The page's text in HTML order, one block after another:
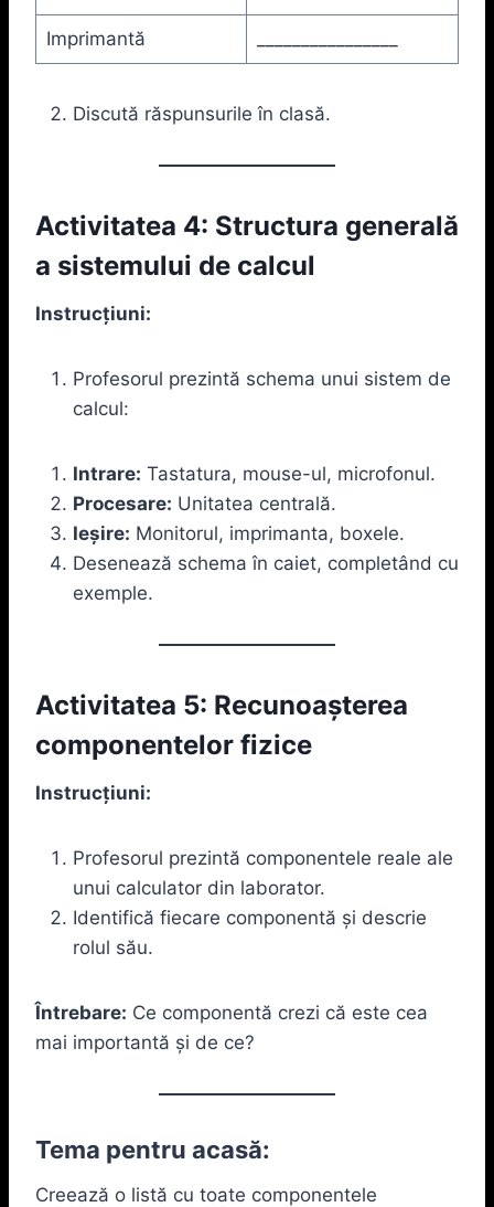
Imprimantă
Discută răspunsurile în clasă.
Activitatea 4: Structura generală
a sistemului de calcul
Instrucțiuni:
Profesorul prezintă schema unui sistem de
calcul:
Intrare: Tastatura, mouse-ul, microfonul.
Procesare: Unitatea centrală.
Ieșire: Monitorul, imprimanta, boxele.
Desenează schema în caiet, completând cu
exemple.
Activitatea 5: Recunoașterea
componentelor fizice
Instrucțiuni:
Profesorul prezintă componentele reale ale
unui calculator din laborator.
Identifică fiecare componentă și descrie
rolul său.
Întrebare: Ce componentă crezi că este cea
mai importantă și de ce?
Tema pentru acasă:
Creează o listă cu toate componentele